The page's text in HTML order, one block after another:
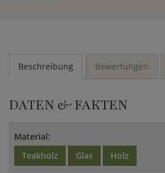
Beschreibung Bewertungen
DATEN & FAKTEN
Material:
Teakholz
Glas Holz